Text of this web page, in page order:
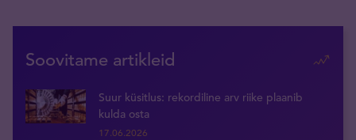
Soovitame artikleid
Suur küsitlus: rekordiline arv riike plaanib
kulda osta
17.06.2026